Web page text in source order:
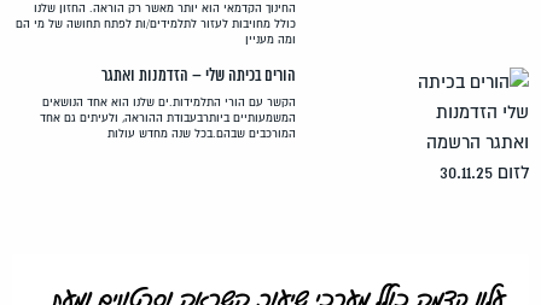
החינוך הקדמאי הוא יותר מאשר רק הוראה. החזון שלנו
כולל מחויבות לעזור לתלמידים/ות לפתח תחושה של מי הם
ומה מעניין
הורים בכיתה שלי – הזדמנות ואתגר
הקשר עם הורי התלמידות.ים שלנו הוא אחד הנושאים
המשמעותיים ביותרבעבודת ההוראה, ולעיתים גם אחד
המורכבים שבהם.בכל שנה מחדש עולות
עלון קדמה כולל מערכי שיעור, השראה וסרטונים ומעת